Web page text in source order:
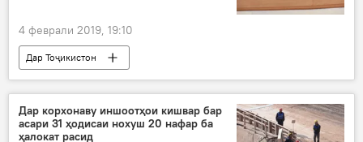
4 феврали 2019, 19:10
Дар Тоҷикистон
Дар корхонаву иншоотҳои кишвар бар
асари 31 ҳодисаи нохуш 20 нафар ба
ҳалокат расид